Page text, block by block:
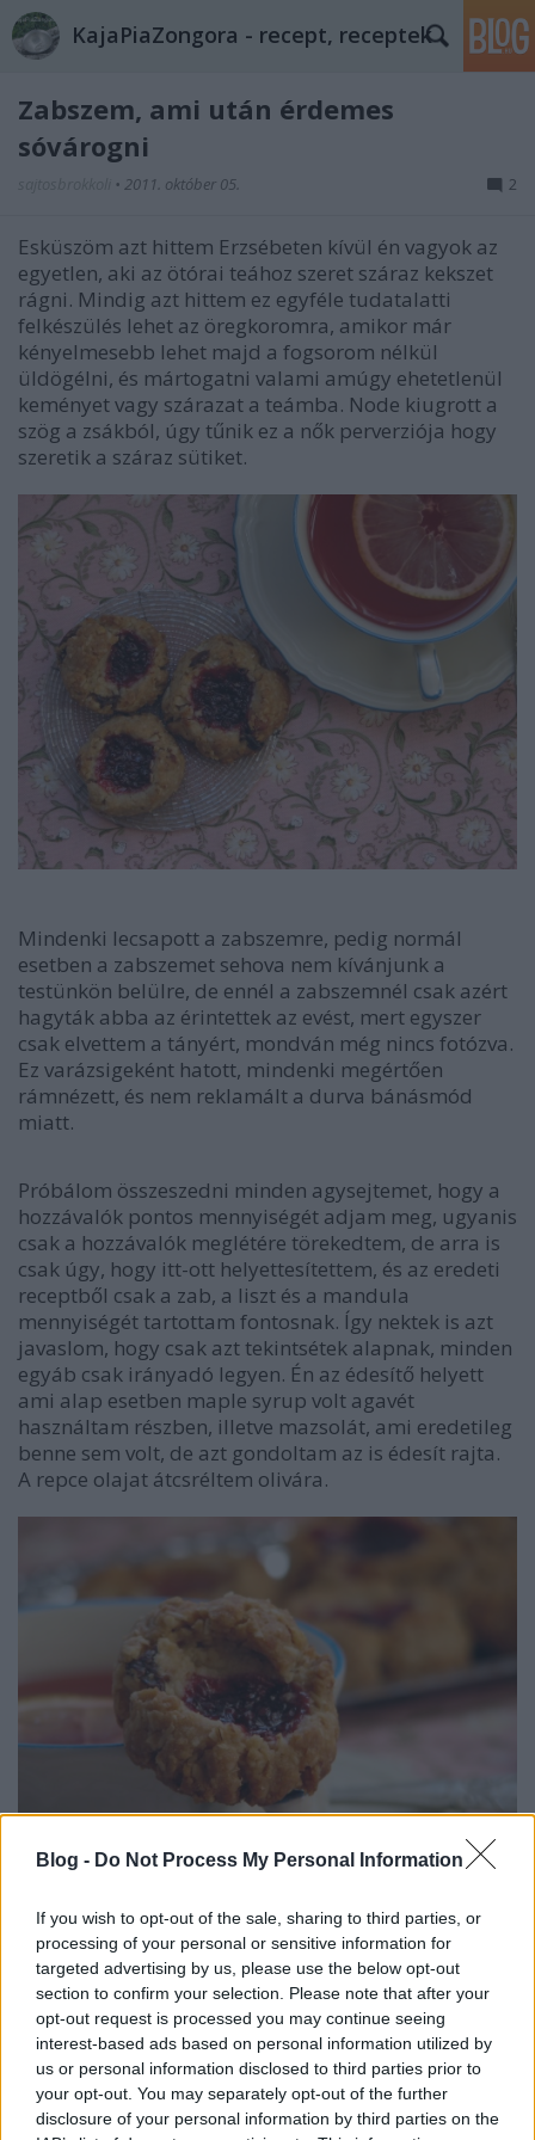
Blog - Do Not Process My Personal Information
If you wish to opt-out of the sale, sharing to third parties, or
processing of your personal or sensitive information for
targeted advertising by us, please use the below opt-out
section to confirm your selection. Please note that after your
opt-out request is processed you may continue seeing
interest-based ads based on personal information utilized by
us or personal information disclosed to third parties prior to
your opt-out. You may separately opt-out of the further
disclosure of your personal information by third parties on the
KajaPiaZongora - recept, receptek
Zabszem, ami után érdemes
sóvárogni
• 2011. október 05. 2
Esküszöm azt hittem Erzsébeten kívül én vagyok az
egyetlen, aki az ötórai teához szeret száraz kekszet
rágni. Mindig azt hittem ez egyféle tudatalatti
felkészülés lehet az öregkoromra, amikor már
kényelmesebb lehet majd a fogsorom nélkül
üldögélni, és mártogatni valami amúgy ehetetlenül
keményet vagy szárazat a teámba. Node kiugrott a
szög a zsákból, úgy tűnik ez a nők perverziója hogy
szeretik a száraz sütiket.
Mindenki lecsapott a zabszemre, pedig normál
esetben a zabszemet sehova nem kívánjunk a
testünkön belülre, de ennél a zabszemnél csak azért
hagyták abba az érintettek az evést, mert egyszer
csak elvettem a tányért, mondván még nincs fotózva.
Ez varázsigeként hatott, mindenki megértően
rámnézett, és nem reklamált a durva bánásmód
miatt.
Próbálom összeszedni minden agysejtemet, hogy a
hozzávalók pontos mennyiségét adjam meg, ugyanis
csak a hozzávalók meglétére törekedtem, de arra is
csak úgy, hogy itt-ott helyettesítettem, és az eredeti
receptből csak a zab, a liszt és a mandula
mennyiségét tartottam fontosnak. Így nektek is azt
javaslom, hogy csak azt tekintsétek alapnak, minden
egyáb csak irányadó legyen. Én az édesítő helyett
ami alap esetben maple syrup volt agavét
használtam részben, illetve mazsolát, ami eredetileg
benne sem volt, de azt gondoltam az is édesít rajta.
A repce olajat átcsréltem olivára.
Hozzávalók:
160g héjas mandula, vagy mogyoró
190g zab
1/4 tk só